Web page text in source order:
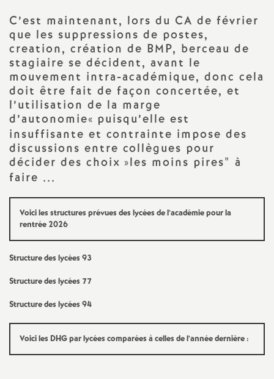
t
i
o
a
l
d
e
n
s
C’est maintenant, lors du CA de février
que les suppressions de postes,
creation, création de BMP, berceau de
stagiaire se décident, avant le
mouvement intra-académique, donc cela
doit être fait de façon concertée, et
l’utilisation de la marge
d’autonomie« puisqu’elle est
insuffisante et contrainte impose des
discussions entre collègues pour
décider des choix »les moins pires" à
faire ...
Voici les structures prévues des lycées de l’académie pour la
rentrée 2026
Structure des lycées 93
Structure des lycées 77
Structure des lycées 94
Voici lesDHGpar lycées comparées à celles de l’année dernière :